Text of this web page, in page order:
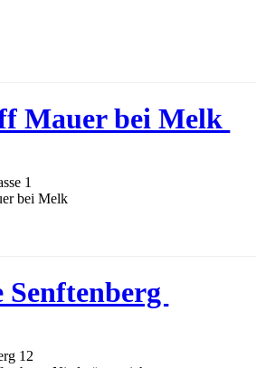
Mauer bei Melk
1
bei Melk
12